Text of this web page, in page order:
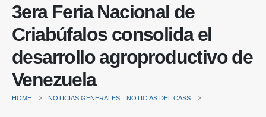
3era Feria Nacional de
Criabúfalos consolida el
desarrollo agroproductivo de
Venezuela
HOME NOTICIAS GENERALES NOTICIAS DEL CASS